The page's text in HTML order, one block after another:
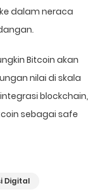
dalam neraca
Bitcoin akan
nilai di skala
blockchain,
sebagai safe
Digital